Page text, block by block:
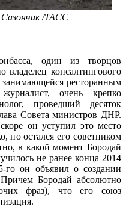
/ТАСС
один из творцов
владелец консалтингового
занимающейся ресторанным
очень крепко
проведший десяток
Совета министров ДНР.
он уступил это место
но остался его советником
в какой момент Бородай
не ранее конца 2014
го он объявил о создании
Бородай абсолютно
фраз), что его союз